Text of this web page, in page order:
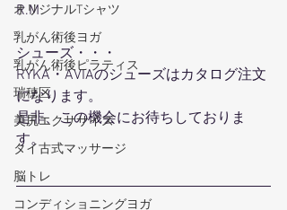
オリジナルTシャツ
乳がん術後ヨガ
乳がん術後ピラティス
瑞穂区
美尻エクササイズ
タイ古式マッサージ
脳トレ
コンディショニングヨガ
R.M
シューズ・・・
RYKA・AVIAのシューズはカタログ注文
になります。
​是非、この機会にお待ちしておりま
す。